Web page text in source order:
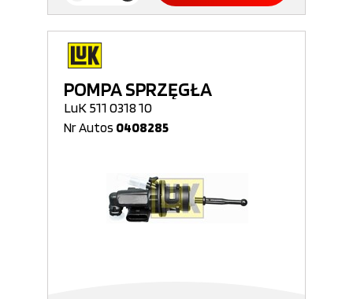
POMPA SPRZĘGŁA
LuK 511 0318 10
Nr Autos 0408285